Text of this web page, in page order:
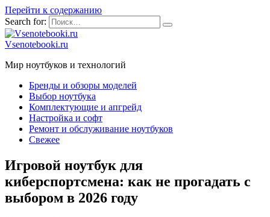
Перейти к содержанию
Search for:
Vsenotebooki.ru
Мир ноутбуков и технологий
Бренды и обзоры моделей
Выбор ноутбука
Комплектующие и апгрейд
Настройка и софт
Ремонт и обслуживание ноутбуков
Свежее
Игровой ноутбук для
киберспортсмена: как не прогадать с
выбором в 2026 году